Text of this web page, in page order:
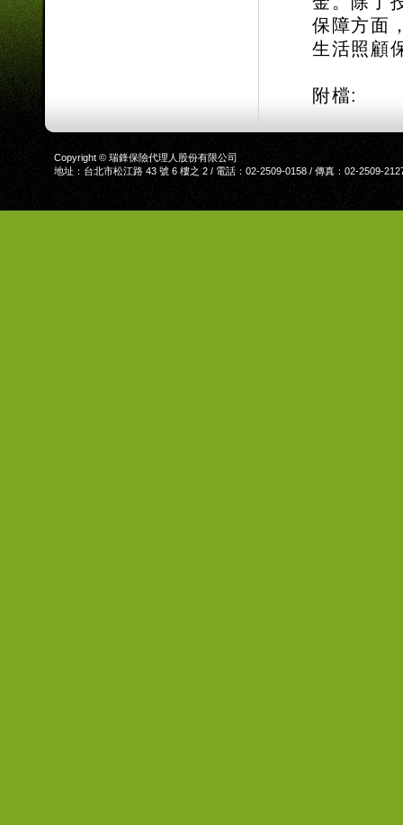
保障方面
生活照顧
附檔:
Copyright © 瑞鋒保險代理人股份有限公司
地址：台北市松江路 43 號 6 樓之 2 / 電話：02-2509-0158 / 傳真：02-2509-